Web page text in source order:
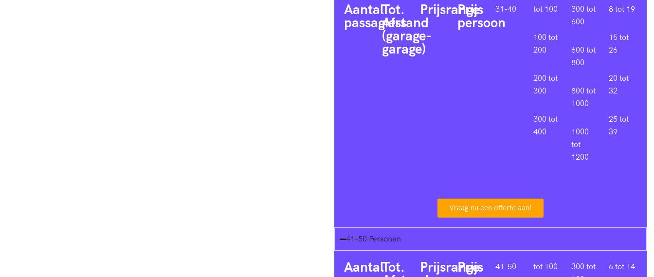
Aantal
passagiers
Tot.
Afstand
(garage-
garage)
Prijsrange
Prijs
persoon
31-40 tot 100
100 tot
200
200 tot
300
300 tot
400
300 tot
600
600 tot
800
800 tot
1000
1000
tot
1200
8 tot 19
15 tot
26
20 tot
32
25 tot
39
Vraag nu een offerte aan!
41-50 Personen
AantalTot. Prijsrange
Prijs 41-50 tot 100
300 tot
6 tot 14